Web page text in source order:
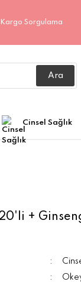
Kargo Sorgulama
Ara
Cinsel Sağlık
+